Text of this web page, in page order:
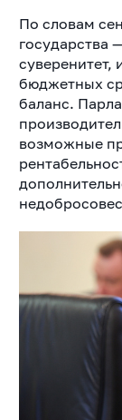
По словам
государства
суверенитет,
бюджетных
баланс.
возможные